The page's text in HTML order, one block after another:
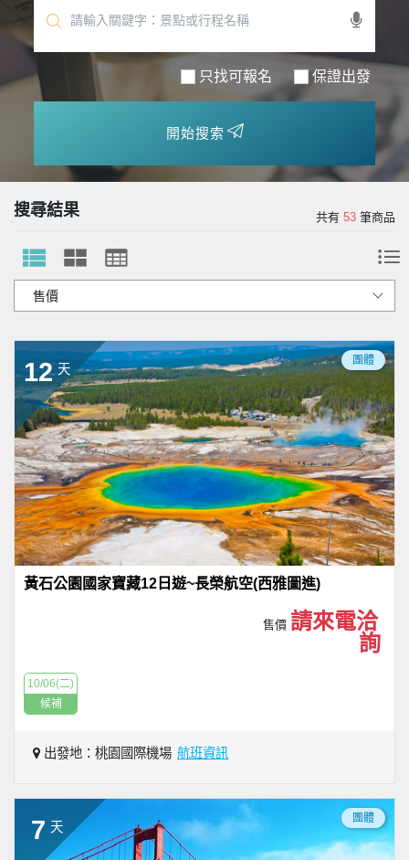
只找可報名 保證出發
開始搜索
搜尋結果 共有 53 筆商品
12 天
團體
黃石公園國家寶藏12日遊~長榮航空(西雅圖進)
售價 請來電洽
詢
10/06(二)
候補
出發地：桃園國際機場 航班資訊
7 天
團體